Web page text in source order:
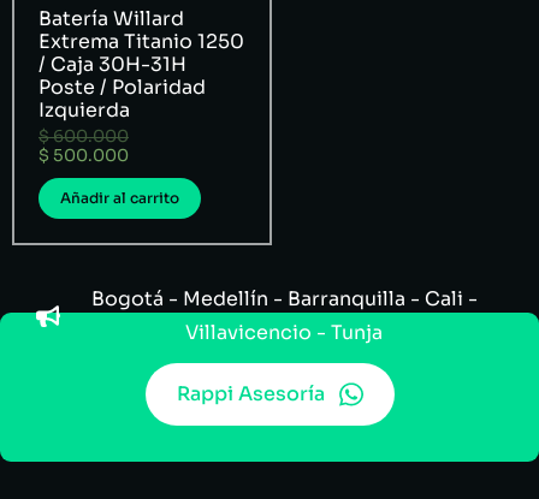
Batería Willard
Extrema Titanio 1250
/ Caja 30H-31H
Poste / Polaridad
Izquierda
$600.000
$ 500.000
Añadir al carrito
Rappi Asesoría
Bogotá - Medellín - Barranquilla - Cali -
Villavicencio - Tunja